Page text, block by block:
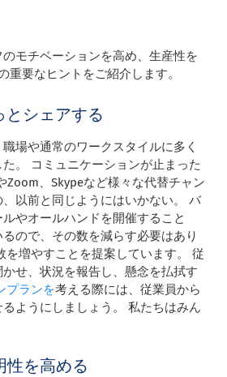
モチベーションを高め、生産性を
重要なヒントをご紹介します。
とシェアする
場や通常のワークスタイルに多く
。 コミュニケーションが止まった
Zoom、Skypeなど様々な代替チャン
以前と同じようにはいかない。 バ
やオールハンドを開催すること
ので、その数を減らす必要はあり
を増やすことを提案しています。 従
せ、状況を報告し、懸念を払拭す
プランを考える際には、従業員から
ようにしましょう。 私たちはみん
性を高める